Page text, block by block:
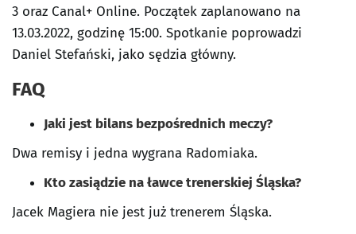
3 oraz Canal+ Online. Początek zaplanowano na
13.03.2022, godzinę 15:00. Spotkanie poprowadzi
Daniel Stefański, jako sędzia główny.
FAQ
Jaki jest bilans bezpośrednich meczy?
Dwa remisy i jedna wygrana Radomiaka.
Kto zasiądzie na ławce trenerskiej Śląska?
Jacek Magiera nie jest już trenerem Śląska.